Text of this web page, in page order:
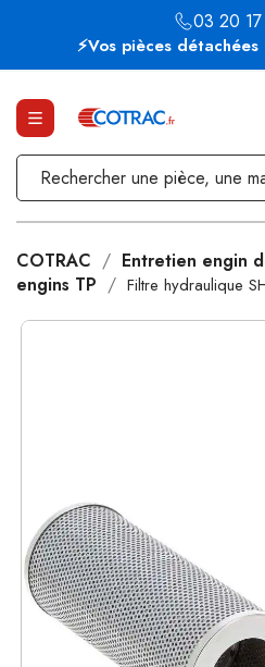
⚡Vos pièces
03 20
COTRAC Entretien engin
engins TP
Filtre hydraulique